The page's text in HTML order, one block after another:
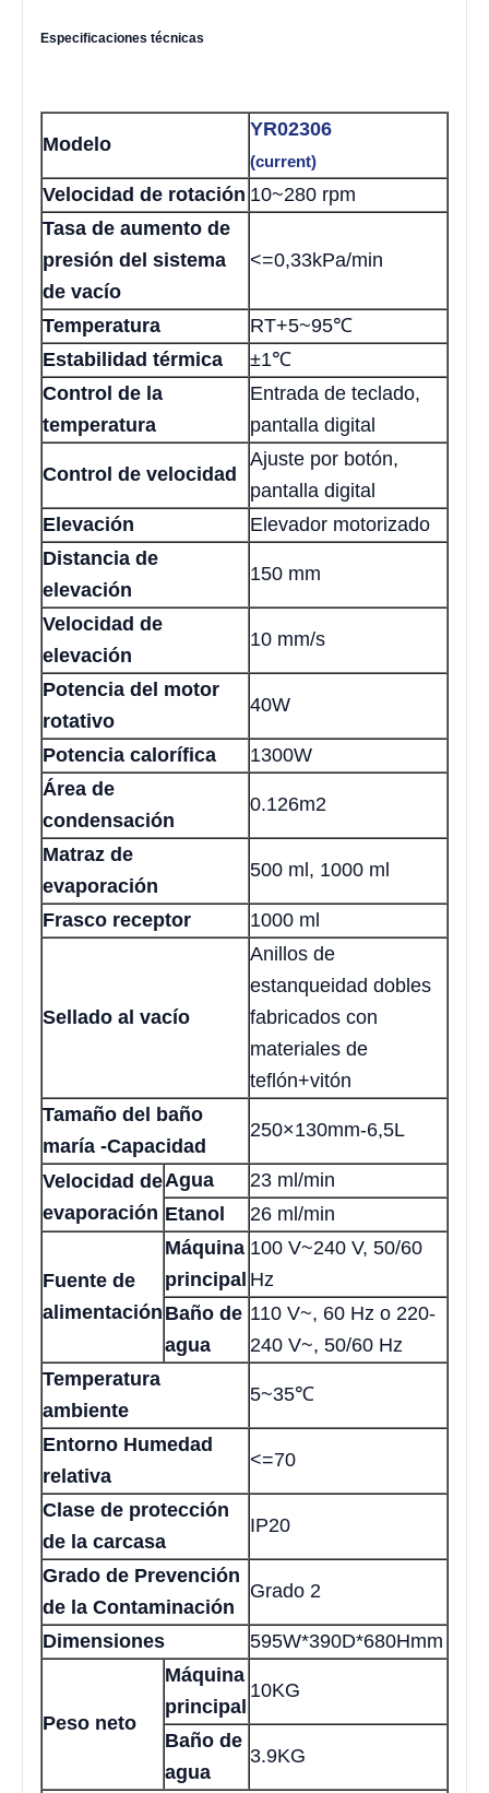
Especificaciones técnicas
Modelo
YR02306
(current)
Velocidad de rotación 10~280 rpm
Tasa de aumento de
presión del sistema
de vacío
<=0,33kPa/min
Temperatura
RT+5~95℃
Estabilidad térmica
±1℃
Control de la
temperatura
Entrada de teclado,
pantalla digital
Control de velocidad
Ajuste por botón,
pantalla digital
Elevación
Elevador motorizado
Distancia de
elevación
150 mm
Velocidad de
elevación
10 mm/s
Potencia del motor
rotativo
40W
Potencia calorífica
1300W
Área de
condensación
0.126m2
Matraz de
evaporación
500 ml, 1000 ml
Frasco receptor 1000 ml
Sellado al vacío
Anillos de
estanqueidad dobles
fabricados con
materiales de
teflón+vitón
Tamaño del baño
maría -Capacidad
250×130mm-6,5L
Velocidad de
evaporación
Agua
23 ml/min
Etanol
26 ml/min
Fuente de
alimentación
Máquina
principal
100 V~240 V, 50/60
Hz
Baño de
agua
110 V~, 60 Hz o 220-
240 V~, 50/60 Hz
Temperatura
ambiente
5~35℃
Entorno Humedad
relativa
<=70
Clase de protección
de la carcasa
IP20
Grado de Prevención
de la Contaminación
Grado 2
Dimensiones 595W*390D*680Hmm
Peso neto
Máquina
principal
10KG
Baño de
agua
3.9KG